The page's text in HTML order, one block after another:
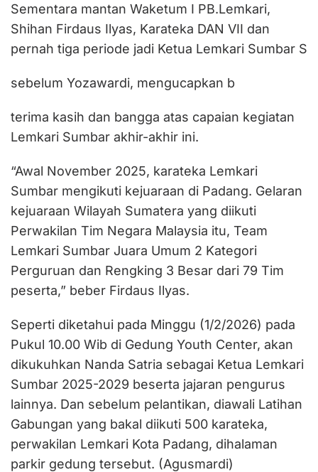
Sementara mantan Waketum I PB.Lemkari,
Shihan Firdaus Ilyas, Karateka DAN VII dan
pernah tiga periode jadi Ketua Lemkari Sumbar S
sebelum Yozawardi, mengucapkan b
terima kasih dan bangga atas capaian kegiatan
Lemkari Sumbar akhir-akhir ini.
“Awal November 2025, karateka Lemkari
Sumbar mengikuti kejuaraan di Padang. Gelaran
kejuaraan Wilayah Sumatera yang diikuti
Perwakilan Tim Negara Malaysia itu, Team
Lemkari Sumbar Juara Umum 2 Kategori
Perguruan dan Rengking 3 Besar dari 79 Tim
peserta,” beber Firdaus Ilyas.
Seperti diketahui pada Minggu (1/2/2026) pada
Pukul 10.00 Wib di Gedung Youth Center, akan
dikukuhkan Nanda Satria sebagai Ketua Lemkari
Sumbar 2025-2029 beserta jajaran pengurus
lainnya. Dan sebelum pelantikan, diawali Latihan
Gabungan yang bakal diikuti 500 karateka,
perwakilan Lemkari Kota Padang, dihalaman
parkir gedung tersebut. (Agusmardi)